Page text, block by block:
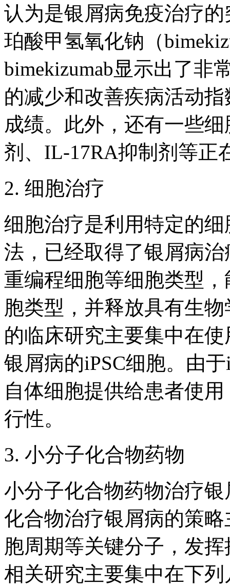
认为是银屑病免疫治疗
珀酸甲氢氧化钠（
bimekizumab显示出了非
的减少和改善疾病活动
成绩。此外，还有一些
剂、IL-17RA抑制剂等正
2. 细胞治疗
细胞治疗是利用特定的
法，已经取得了银屑病
重编程细胞等细胞类型
胞类型，并释放具有生
的临床研究主要集中在
银屑病的iPSC细胞。由
自体细胞提供给患者使
行性。
3. 小分子化合物药物
小分子化合物药物治疗
化合物治疗银屑病的策
胞周期等关键分子，发
相关研究主要集中在下